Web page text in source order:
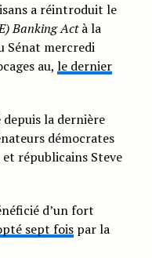
a réintroduit le
Banking Actà la
Sénat mercredi
au, le dernier
la dernière
démocrates
républicains Steve
d’un fort
sept foispar la